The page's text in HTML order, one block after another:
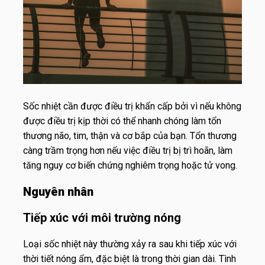
Sốc nhiệt cần được điều trị khẩn cấp bởi vì nếu không
được điều trị kịp thời có thể nhanh chóng làm tổn
thương não, tim, thận và cơ bắp của bạn. Tổn thương
càng trầm trọng hơn nếu việc điều trị bị trì hoãn, làm
tăng nguy cơ biến chứng nghiêm trọng hoặc tử vong.
Nguyên nhân
Tiếp xúc với môi trường nóng
Loại sốc nhiệt này thường xảy ra sau khi tiếp xúc với
thời tiết nóng ẩm, đặc biệt là trong thời gian dài. Tình